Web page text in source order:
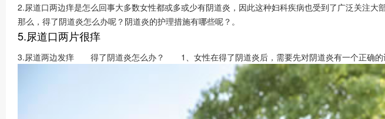
2.尿道口两边痒是怎么回事大多数女性都或多或少有阴道炎，因此这种妇科疾病也受到了广泛关注
那么，得了阴道炎怎么办呢？阴道炎的护理措施有哪些呢？。
5.尿道口两片很痒
3.尿道两边发痒 得了阴道炎怎么办？ 1、女性在得了阴道炎后，需要先对阴道炎有一个正确的认